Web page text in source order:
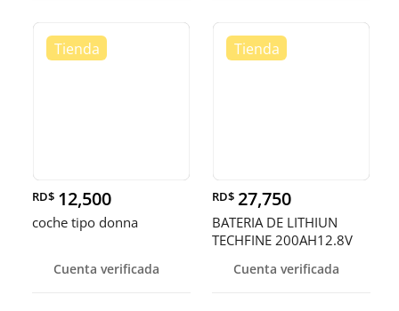
RD$ 12,500
coche tipo donna
Cuenta verificada
RD$ 27,750
BATERIA DE LITHIUN
TECHFINE 200AH12.8V
Cuenta verificada